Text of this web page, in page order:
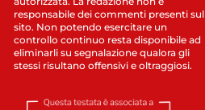
responsabile dei commenti presenti sul
sito. Non potendo esercitare un
controllo continuo resta disponibile ad
eliminarli su segnalazione qualora gli
stessi risultano offensivi e oltraggiosi.